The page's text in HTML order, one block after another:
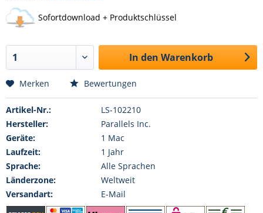
Sofortdownload + Produktschlüssel
In den Warenkorb
Merken Bewertungen
Artikel-Nr.:
LS-102210
Hersteller:
Parallels Inc.
Geräte:
1 Mac
Laufzeit:
1 Jahr
Sprache:
Alle Sprachen
Länderzone:
Weltweit
Versandart:
E-Mail